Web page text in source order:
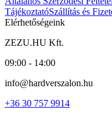
TájékoztatóSzállítás és
Elérhetőségeink
ZEZU.HU Kft.
09:00 - 14:00
info@hardverszalon.hu
+36 30 757 9914